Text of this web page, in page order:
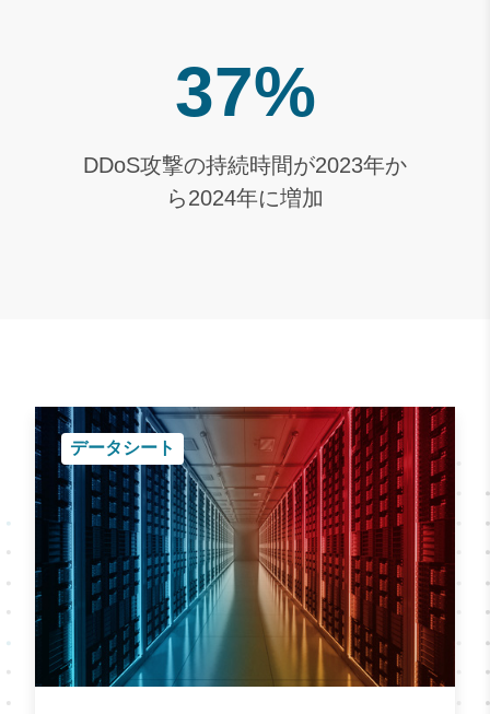
37%
DDoS攻撃の持続時間が2023年か
ら2024年に増加
データシート